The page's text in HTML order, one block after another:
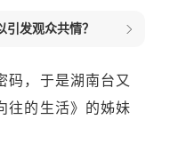
发观众共情？
码，于是湖南台又
往的生活》的姊妹